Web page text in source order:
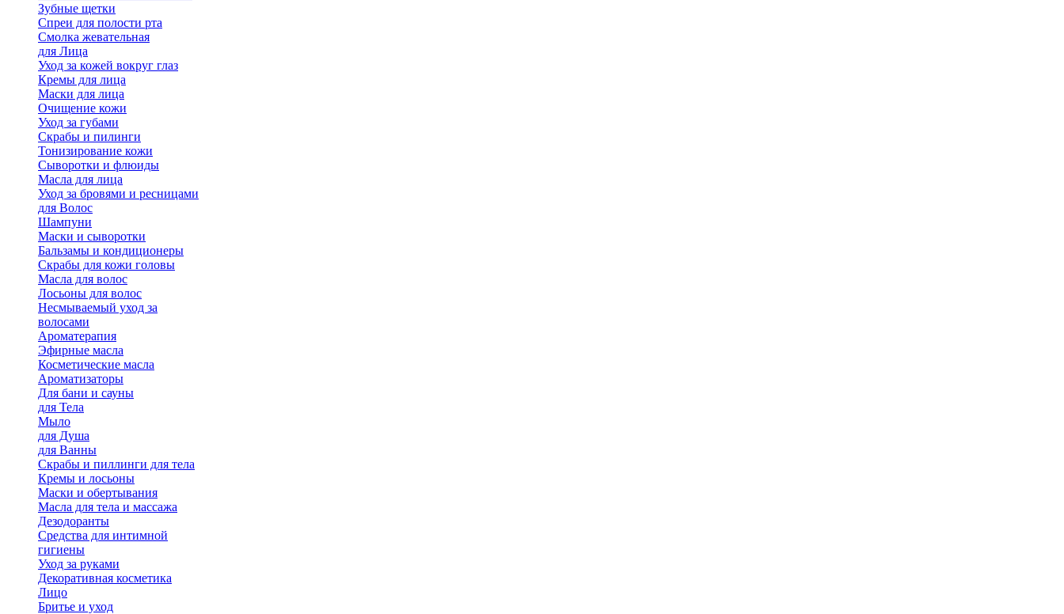
Зубные щетки
Спреи для полости рта
Смолка жевательная
для Лица
Уход за кожей вокруг глаз
Кремы для лица
Маски для лица
Очищение кожи
Уход за губами
Скрабы и пилинги
Тонизирование кожи
Сыворотки и флюиды
Масла для лица
Уход за бровями и ресницами
для Волос
Шампуни
Маски и сыворотки
Бальзамы и кондиционеры
Скрабы для кожи головы
Масла для волос
Лосьоны для волос
Несмываемый уход за
волосами
Ароматерапия
Эфирные масла
Косметические масла
Ароматизаторы
Для бани и сауны
для Тела
Мыло
для Душа
для Ванны
Скрабы и пиллинги для тела
Кремы и лосьоны
Маски и обертывания
Масла для тела и массажа
Дезодоранты
Средства для интимной
гигиены
Уход за руками
Декоративная косметика
Лицо
Бритье и уход